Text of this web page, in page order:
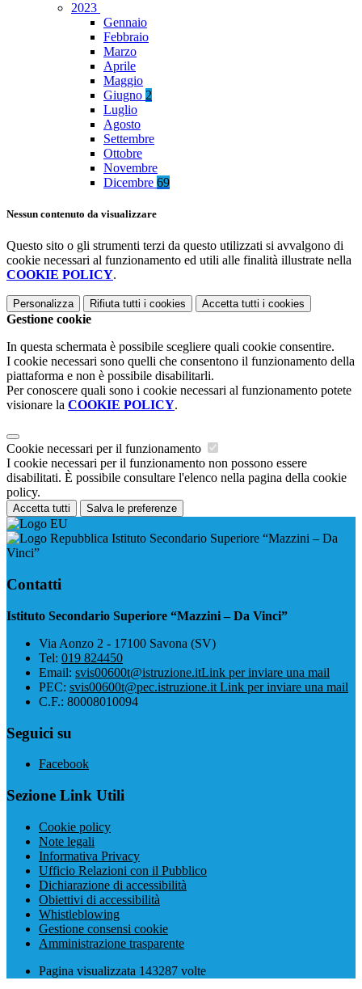
2023
Gennaio
Febbraio
Marzo
Aprile
Maggio
Giugno 2
Luglio
Agosto
Settembre
Ottobre
Novembre
Dicembre 69
Nessun contenuto da visualizzare
Questo sito o gli strumenti terzi da questo utilizzati si avvalgono di
cookie necessari al funzionamento ed utili alle finalità illustrate nella
COOKIE POLICY.
Personalizza Rifiuta tutti i cookies Accetta tutti i cookies
Gestione cookie
In questa schermata è possibile scegliere quali cookie consentire.
I cookie necessari sono quelli che consentono il funzionamento della
piattaforma e non è possibile disabilitarli.
Per conoscere quali sono i cookie necessari al funzionamento potete
visionare la COOKIE POLICY.
Cookie necessari per il funzionamento
I cookie necessari per il funzionamento non possono essere
disabilitati. È possibile consultare l'elenco nella pagina della cookie
policy.
Accetta tutti Salva le preferenze
Istituto Secondario Superiore “Mazzini – Da
Vinci”
Contatti
Istituto Secondario Superiore “Mazzini – Da Vinci”
Via Aonzo 2 - 17100 Savona (SV)
Tel: 019 824450
Email: svis00600t@istruzione.itLink per inviare una mail
PEC: svis00600t@pec.istruzione.it Link per inviare una mail
C.F.: 80008010094
Seguici su
Facebook
Sezione Link Utili
Cookie policy
Note legali
Informativa Privacy
Ufficio Relazioni con il Pubblico
Dichiarazione di accessibilità
Obiettivi di accessibilità
Whistleblowing
Gestione consensi cookie
Amministrazione trasparente
Pagina visualizzata 143287 volte